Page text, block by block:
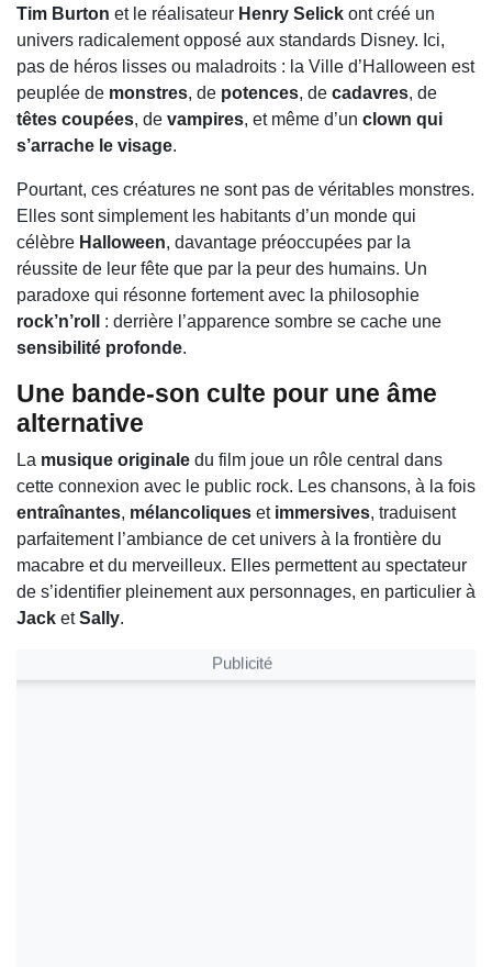
Tim Burton et le réalisateur Henry Selick ont créé un
univers radicalement opposé aux standards Disney. Ici,
pas de héros lisses ou maladroits : la Ville d’Halloween est
peuplée de monstres, de potences, de cadavres, de
têtes coupées, de vampires, et même d’un clown qui
s’arrache le visage.
Pourtant, ces créatures ne sont pas de véritables monstres.
Elles sont simplement les habitants d’un monde qui
célèbre Halloween, davantage préoccupées par la
réussite de leur fête que par la peur des humains. Un
paradoxe qui résonne fortement avec la philosophie
rock’n’roll
: derrière l’apparence sombre se cache une
sensibilité profonde.
Une bande-son culte pour une âme
alternative
La musique originale du film joue un rôle central dans
cette connexion avec le public rock. Les chansons, à la fois
entraînantes, mélancoliques et immersives, traduisent
parfaitement l’ambiance de cet univers à la frontière du
macabre et du merveilleux. Elles permettent au spectateur
de s’identifier pleinement aux personnages, en particulier à
Jack etSally.
Publicité